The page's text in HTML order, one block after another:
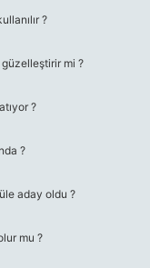
?
mi ?
?
?
aday oldu ?
mu ?